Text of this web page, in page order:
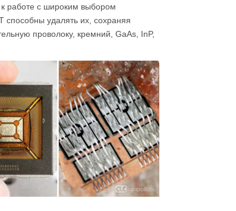
работе с широким выбором
способны удалять их, сохраняя
проволоку, кремний, GaAs, InP,